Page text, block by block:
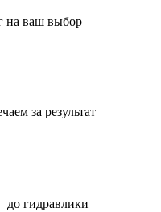
на ваш выбор
за результат
до гидравлики